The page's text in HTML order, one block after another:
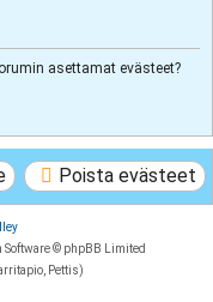
asettamat evästeet?
Poista evästeet
Software © phpBB Limited
Pettis)